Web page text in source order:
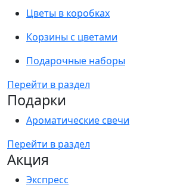
Цветы в коробках
Корзины с цветами
Подарочные наборы
Перейти в раздел
Подарки
Ароматические свечи
Перейти в раздел
Акция
Экспресс